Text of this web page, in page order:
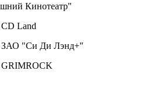
Кинотеатр"
Land
ЗАО "Си Ди Лэнд+"
GRIMROCK